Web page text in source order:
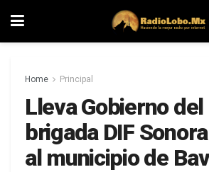
Home Principal
Lleva Gobierno
brigada DIF
al municipio de